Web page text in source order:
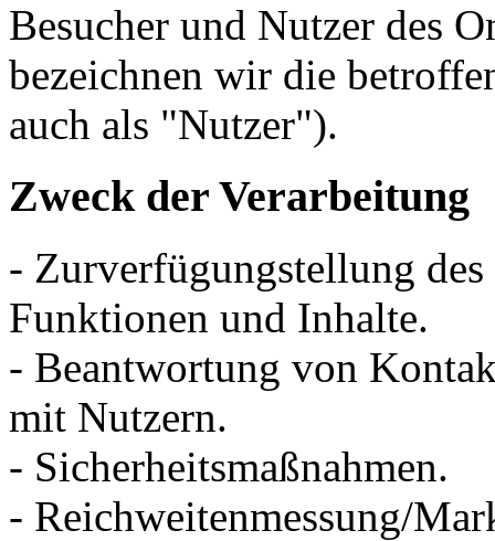
Besucher und Nutzer des
bezeichnen wir die
auch als "Nutzer").
Zweck der Verarbeitung
- Zurverfügungstellung
Funktionen und Inhalte.
- Beantwortung von
mit Nutzern.
- Sicherheitsmaßnahmen.
- Reichweitenmessung/